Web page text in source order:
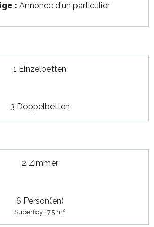
: Annonce d'un particulier
1 Einzelbetten
3 Doppelbetten
2 Zimmer
6 Person(en)
Superficy : 75 m2